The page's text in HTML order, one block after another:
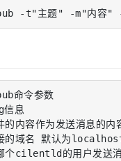
-t"主题" -m"内容" -
命令参数
信息
内容作为发送消息的内
的域名 默认为
个cilentld的用户发送